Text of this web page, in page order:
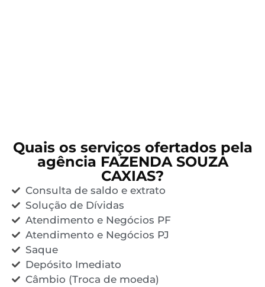
Quais os serviços ofertados pela
agência FAZENDA SOUZA
CAXIAS?
Consulta de saldo e extrato
Solução de Dívidas
Atendimento e Negócios PF
Atendimento e Negócios PJ
Saque
Depósito Imediato
Câmbio (Troca de moeda)